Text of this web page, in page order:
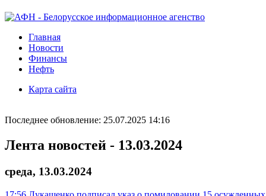
Главная
Новости
Финансы
Нефть
Карта сайта
Последнее обновление: 25.07.2025 14:16
Лента новостей - 13.03.2024
среда, 13.03.2024